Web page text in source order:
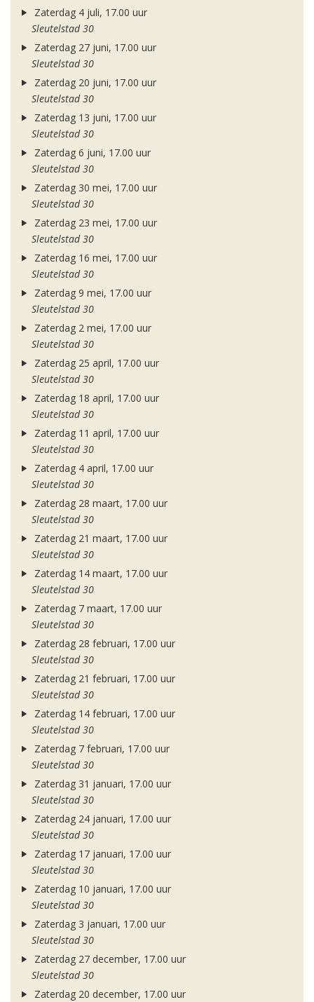
Zaterdag 4 juli, 17.00 uur
Sleutelstad 30
Zaterdag 27 juni, 17.00 uur
Sleutelstad 30
Zaterdag 20 juni, 17.00 uur
Sleutelstad 30
Zaterdag 13 juni, 17.00 uur
Sleutelstad 30
Zaterdag 6 juni, 17.00 uur
Sleutelstad 30
Zaterdag 30 mei, 17.00 uur
Sleutelstad 30
Zaterdag 23 mei, 17.00 uur
Sleutelstad 30
Zaterdag 16 mei, 17.00 uur
Sleutelstad 30
Zaterdag 9 mei, 17.00 uur
Sleutelstad 30
Zaterdag 2 mei, 17.00 uur
Sleutelstad 30
Zaterdag 25 april, 17.00 uur
Sleutelstad 30
Zaterdag 18 april, 17.00 uur
Sleutelstad 30
Zaterdag 11 april, 17.00 uur
Sleutelstad 30
Zaterdag 4 april, 17.00 uur
Sleutelstad 30
Zaterdag 28 maart, 17.00 uur
Sleutelstad 30
Zaterdag 21 maart, 17.00 uur
Sleutelstad 30
Zaterdag 14 maart, 17.00 uur
Sleutelstad 30
Zaterdag 7 maart, 17.00 uur
Sleutelstad 30
Zaterdag 28 februari, 17.00 uur
Sleutelstad 30
Zaterdag 21 februari, 17.00 uur
Sleutelstad 30
Zaterdag 14 februari, 17.00 uur
Sleutelstad 30
Zaterdag 7 februari, 17.00 uur
Sleutelstad 30
Zaterdag 31 januari, 17.00 uur
Sleutelstad 30
Zaterdag 24 januari, 17.00 uur
Sleutelstad 30
Zaterdag 17 januari, 17.00 uur
Sleutelstad 30
Zaterdag 10 januari, 17.00 uur
Sleutelstad 30
Zaterdag 3 januari, 17.00 uur
Sleutelstad 30
Zaterdag 27 december, 17.00 uur
Sleutelstad 30
Zaterdag 20 december, 17.00 uur